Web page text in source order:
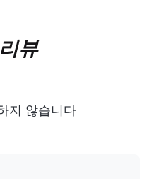
뷰
지 않습니다